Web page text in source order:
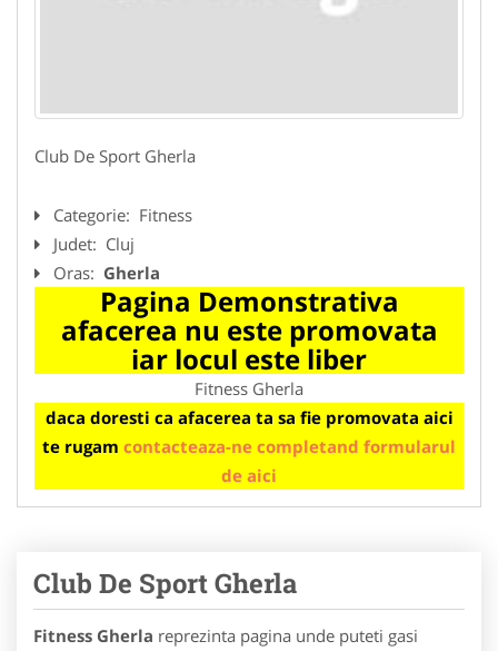
Club De Sport Gherla
Categorie: Fitness
Judet: Cluj
Oras: Gherla
Pagina Demonstrativa
afacerea nu este promovata
iar locul este liber
Fitness Gherla
daca doresti ca afacerea ta sa fie promovata aici
te rugam contacteaza-ne completand formularul
de aici
Club De Sport Gherla
Fitness Gherla reprezinta pagina unde puteti gasi